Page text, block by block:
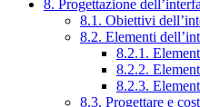
8. Progettazione
8.1. Obiettivi
8.2. Elementi
8.2.1.
8.2.2.
8.2.3.
8.3. Progettare e